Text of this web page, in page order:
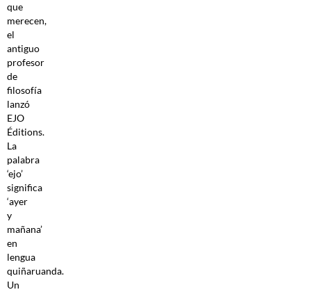
que
merecen,
el
antiguo
profesor
de
filosofía
lanzó
EJO
Éditions.
La
palabra
‘ejo’
significa
‘ayer
y
mañana’
en
lengua
quiñaruanda.
Un